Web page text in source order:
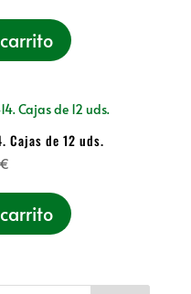
Cajas de 12 uds.
€